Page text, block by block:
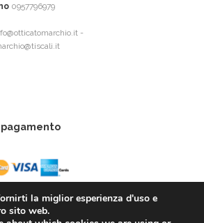
0957796979
-
la miglior esperienza d'uso e
sito web.